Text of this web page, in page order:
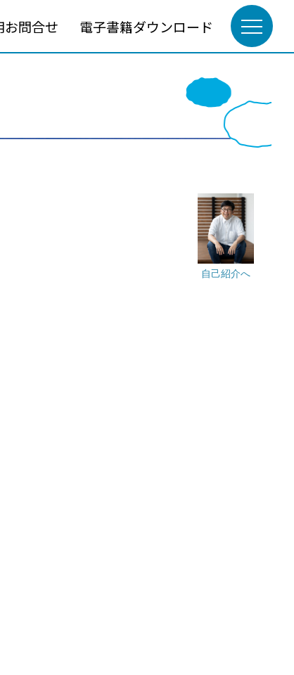
お問合せ 電子書籍ダウンロード
自己紹介へ